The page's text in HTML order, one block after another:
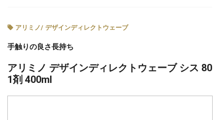
アリミノ/ デザインディレクトウェーブ
手触りの良さ長持ち
アリミノ デザインディレクトウェーブ シス 80
1剤 400ml